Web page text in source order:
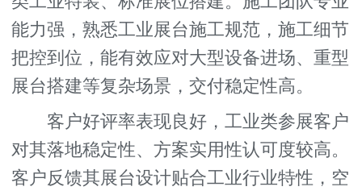
能力强，熟悉工业展台施工规范，施工细节
把控到位，能有效应对大型设备进场、重型
展台搭建等复杂场景，交付稳定性高。
客户好评率表现良好，工业类参展客户
对其落地稳定性、方案实用性认可度较高。
客户反馈其展台设计贴合工业行业特性，空